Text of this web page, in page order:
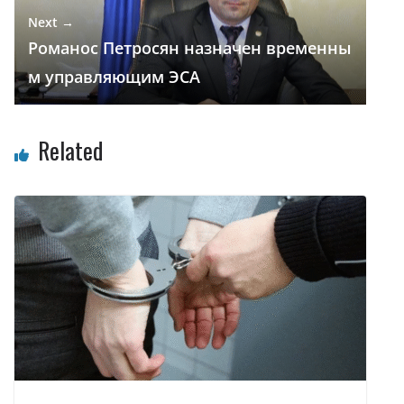
Next →
Романос Петросян назначен временны
м управляющим ЭСА
Related